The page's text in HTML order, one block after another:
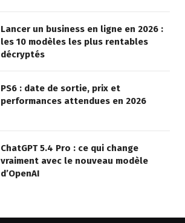
Lancer un business en ligne en 2026 :
les 10 modèles les plus rentables
décryptés
PS6 : date de sortie, prix et
performances attendues en 2026
ChatGPT 5.4 Pro : ce qui change
vraiment avec le nouveau modèle
d’OpenAI